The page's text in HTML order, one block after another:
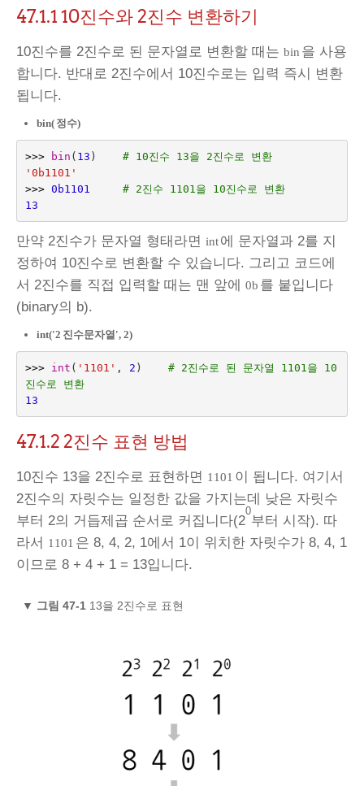
47.1.110진수와 2진수 변환하기
10진수를 2진수로 된 문자열로 변환할 때는 bin 을 사용
합니다. 반대로 2진수에서 10진수로는 입력 즉시 변환
됩니다.
bin( 정수)
>>> bin ( 13 )
# 10진수 13을 2진수로 변환
'0b1101'
>>> 0b1101
# 2진수 1101을 10진수로 변환
13
만약 2진수가 문자열 형태라면 int에 문자열과 2를 지
정하여 10진수로 변환할 수 있습니다. 그리고 코드에
서 2진수를 직접 입력할 때는 맨 앞에 0b 를 붙입니다
(binary의 b).
int('2 진수문자열', 2)
>>> int ( '1101' , 2 )
# 2진수로 된 문자열 1101을 10
진수로 변환
13
47.1.2 2진수 표현 방법
10진수 13을 2진수로 표현하면 1101 이 됩니다. 여기서
2진수의 자릿수는 일정한 값을 가지는데 낮은 자릿수
부터 2의 거듭제곱 순서로 커집니다(2
0
부터 시작). 따
라서 1101 은 8, 4, 2, 1에서 1이 위치한 자릿수가 8, 4, 1
이므로 8 + 4 + 1 = 13입니다.
▼ 그림 47-113을 2진수로 표현